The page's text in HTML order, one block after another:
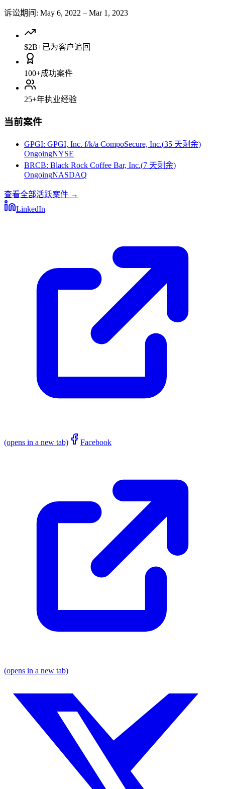
诉讼期间 : May 6, 2022 – Mar 1, 2023
$2B+已为客户追回
100+成功案件
25+年执业经验
当前案件
GPGI: GPGI, Inc. f/k/a CompoSecure, Inc.(35 天剩余)
OngoingNYSE
BRCB: Black Rock Coffee Bar, Inc.(7 天剩余)
OngoingNASDAQ
查看全部活跃案件 →
LinkedIn
(opens in a new tab) Facebook
(opens in a new tab)